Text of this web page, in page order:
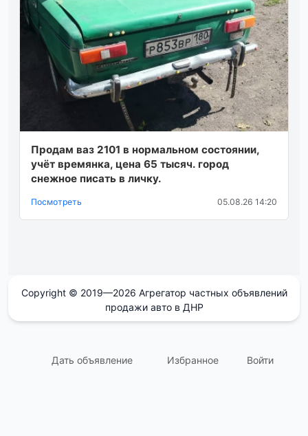
Продам ваз 2101 в нормальном состоянии,
учëт времянка, цена 65 тысяч. город
снежное писать в личку.
Посмотреть 05.08.26 14:20
Copyright © 2019—2026 Агрегатор частных объявлений
продажи авто в ДНР
Дать объявление Избранное Войти